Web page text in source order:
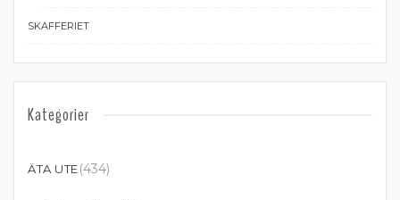
SKAFFERIET
Kategorier
ÄTA UTE(434)